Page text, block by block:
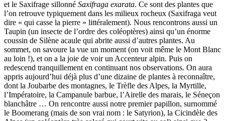
et le Saxifrage sillonné Saxifraga exarata. Ce sont des plantes que
l’on retrouve typiquement dans les milieux rocheux (Saxifraga veut
dire « qui casse la pierre » littéralement). Nous rencontrons aussi un
Taupin (un insecte de l’ordre des coléoptères) ainsi qu’un énorme
coussin de Silène acaule qui abrite aussi d’autres plantes. Au
sommet, on savoure la vue un moment (on voit même le Mont Blanc
au loin !), et on a la joie de voir un Accenteur alpin. Puis on
redescend tranquillement en continuant nos observations. On aura
appris aujourd’hui déjà plus d’une dizaine de plantes à reconnaître,
dont la Joubarbe des montagnes, le Trèfle des Alpes, la Myrtille,
l’Impératoire, la Campanule barbue, l’Airelle des marais, le Séneçon
blanchâtre … On rencontre aussi notre premier papillon, surnommé
le Boomerang (mais de son vrai nom : le Satyrion), la Cicindèle des